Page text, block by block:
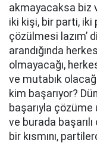
akmayacaksa biz
iki kişi, bir parti,
çözülmesi lazım’
arandığında
olmayacağı,
ve mutabık
kim başarıyor?
başarıyla çözüme
ve burada
bir kısmını,